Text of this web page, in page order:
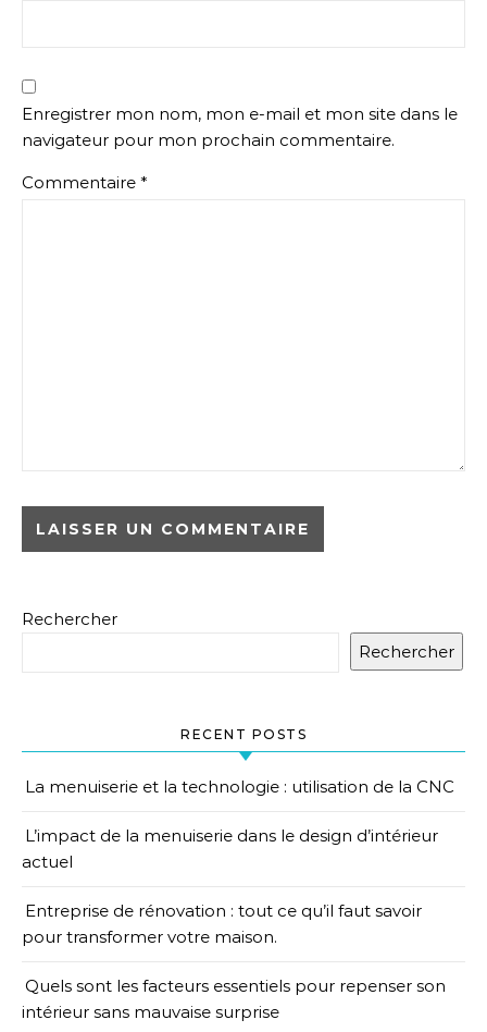
Enregistrer mon nom, mon e-mail et mon site dans le
navigateur pour mon prochain commentaire.
Commentaire *
Rechercher
Rechercher
RECENT POSTS
La menuiserie et la technologie : utilisation de la CNC
L’impact de la menuiserie dans le design d’intérieur
actuel
Entreprise de rénovation : tout ce qu’il faut savoir
pour transformer votre maison.
Quels sont les facteurs essentiels pour repenser son
intérieur sans mauvaise surprise